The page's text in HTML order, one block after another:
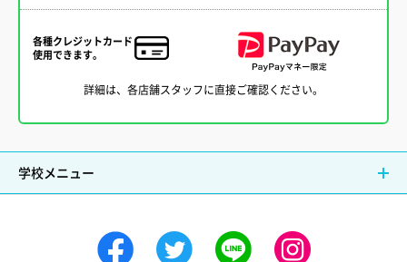
各種クレジットカード
使用できます。
詳細は、各店舗スタッフに直接ご確認ください。
学校メニュー